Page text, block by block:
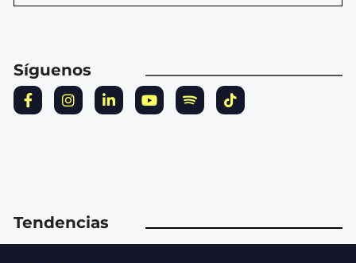
Síguenos
Tendencias